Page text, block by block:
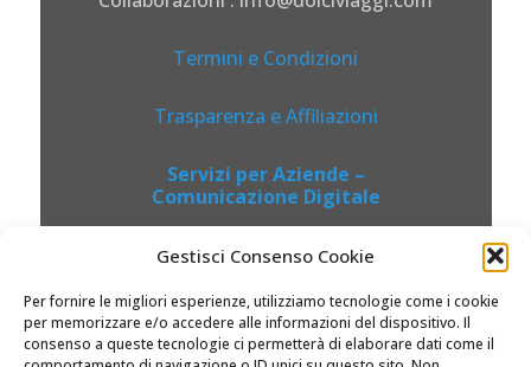
Gestisci Consenso Cookie
Per fornire le migliori esperienze, utilizziamo tecnologie come i cookie
per memorizzare e/o accedere alle informazioni del dispositivo. Il
consenso a queste tecnologie ci permetterà di elaborare dati come il
Termini e Condizioni
Trasparenza e Affiliazioni
Servizi per Aziende –
Comunicazione Digitale